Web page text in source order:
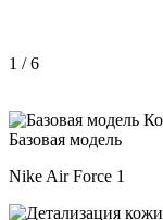
1 / 6
Базовая модель
Nike Air Force 1